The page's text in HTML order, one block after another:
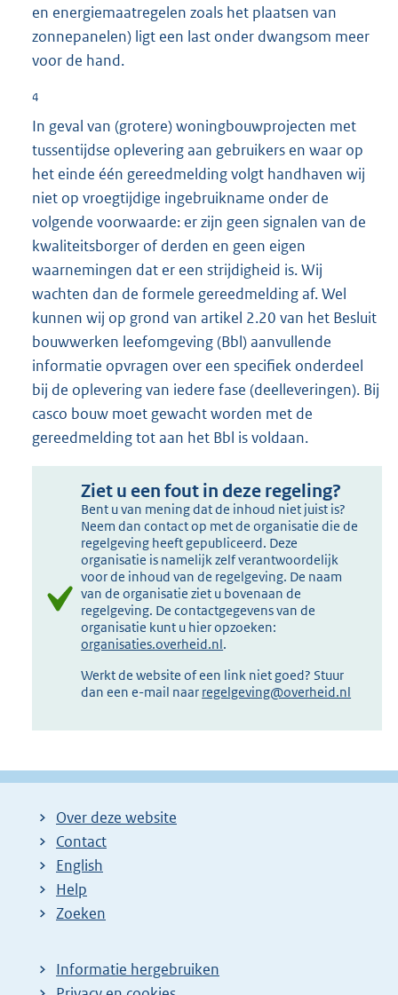
en energiemaatregelen zoals het plaatsen van
zonnepanelen) ligt een last onder dwangsom meer
voor de hand.
4
In geval van (grotere) woningbouwprojecten met
tussentijdse oplevering aan gebruikers en waar op
het einde één gereedmelding volgt handhaven wij
niet op vroegtijdige ingebruikname onder de
volgende voorwaarde: er zijn geen signalen van de
kwaliteitsborger of derden en geen eigen
waarnemingen dat er een strijdigheid is. Wij
wachten dan de formele gereedmelding af. Wel
kunnen wij op grond van artikel 2.20 van het Besluit
bouwwerken leefomgeving (Bbl) aanvullende
informatie opvragen over een specifiek onderdeel
bij de oplevering van iedere fase (deelleveringen). Bij
casco bouw moet gewacht worden met de
gereedmelding tot aan het Bbl is voldaan.
Ziet u een fout in deze regeling?
Bent u van mening dat de inhoud niet juist is?
Neem dan contact op met de organisatie die de
regelgeving heeft gepubliceerd. Deze
organisatie is namelijk zelf verantwoordelijk
voor de inhoud van de regelgeving. De naam
van de organisatie ziet u bovenaan de
regelgeving. De contactgegevens van de
organisatie kunt u hier opzoeken:
organisaties.overheid.nl.
Werkt de website of een link niet goed? Stuur
dan een e-mail naar regelgeving@overheid.nl
Over deze website
Contact
English
Help
Zoeken
Informatie hergebruiken